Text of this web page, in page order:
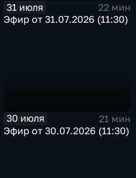
31 июля
22 мин
Эфир от 31.07.2026 (11:30)
30 июля
21 мин
Эфир от 30.07.2026 (11:30)